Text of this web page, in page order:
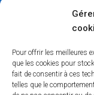
Pour offrir les meilleures
que les cookies pour
fait de consentir à ces
telles que le